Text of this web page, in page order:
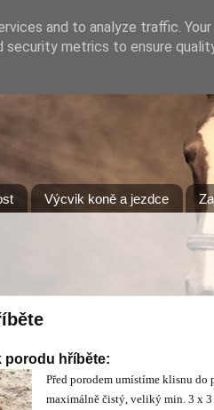
Výcvik koně a jezdce
porodu hříběte:
Před porodem umístíme klisnu
maximálně čistý, veliký min. 3 x 3
and to analyze traffic.
security metrics to ensure